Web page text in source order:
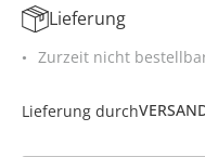
Lieferung
Zurzeit nicht
Lieferung durch